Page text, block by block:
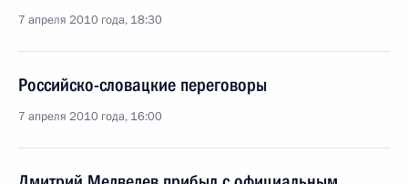
7 апреля 2010 года, 18:30
Российско-словацкие переговоры
7 апреля 2010 года, 16:00